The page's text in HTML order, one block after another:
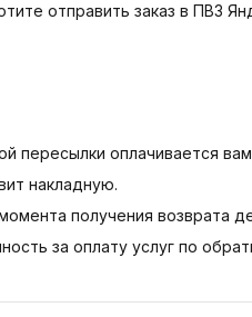
отправить заказ в ПВЗ
пересылки оплачивается
накладную.
получения возврата
за оплату услуг по